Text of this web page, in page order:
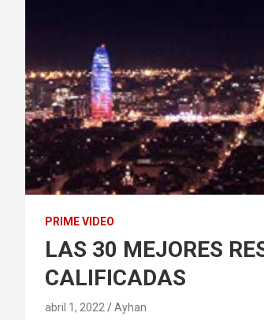
PRIME VIDEO
LAS 30 MEJORES
CALIFICADAS
abril 1, 2022 Ayhan